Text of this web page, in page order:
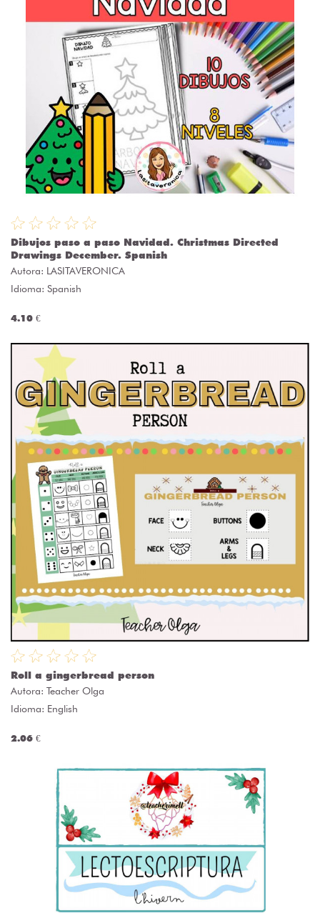
Dibujos paso a paso Navidad. Christmas Directed
Drawings December. Spanish
Autora: LASITAVERONICA
Idioma: Spanish
4.10 €
Roll a gingerbread person
Autora: Teacher Olga
Idioma: English
2.06 €